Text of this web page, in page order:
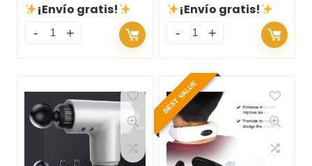
¡Envío gratis! ¡Envío gratis!
BEST VALUE